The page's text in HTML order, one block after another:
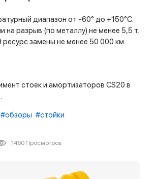
диапазон от -60° до +150°С.
на разрыв (по металлу) не менее 5,5 т.
замены не менее 50 000 км.
стоек и амортизаторов CS20 в
.
#обзоры #стойки
1460 Просмотров